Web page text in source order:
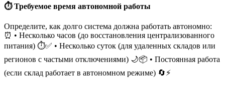
⏱️ Требуемое время автономной работы
Определите, как долго система должна работать автономно:
⏰ • Несколько часов (до восстановления централизованного
питания) ⏱️✅ • Несколько суток (для удаленных складов или
регионов с частыми отключениями) 🌙📦 • Постоянная работа
(если склад работает в автономном режиме) 🔄⚡